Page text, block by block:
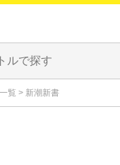
覧 > 新潮新書